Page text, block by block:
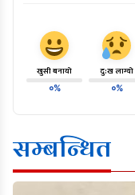
खुसी बनायो
०%
दु:ख लाग्यो
०%
सम्बन्धित